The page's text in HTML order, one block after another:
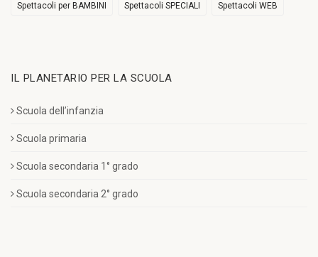
Spettacoli per BAMBINI Spettacoli SPECIALI Spettacoli WEB
IL PLANETARIO PER LA SCUOLA
Scuola dell’infanzia
Scuola primaria
Scuola secondaria 1° grado
Scuola secondaria 2° grado